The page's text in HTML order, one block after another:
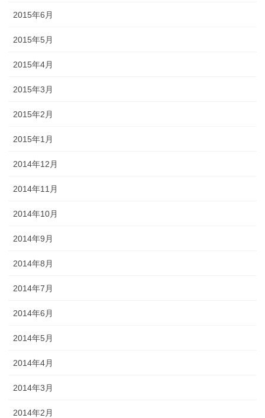
2015年6月
2015年5月
2015年4月
2015年3月
2015年2月
2015年1月
2014年12月
2014年11月
2014年10月
2014年9月
2014年8月
2014年7月
2014年6月
2014年5月
2014年4月
2014年3月
2014年2月